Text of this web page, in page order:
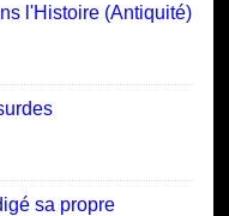
l'Histoire (Antiquité)
sa propre